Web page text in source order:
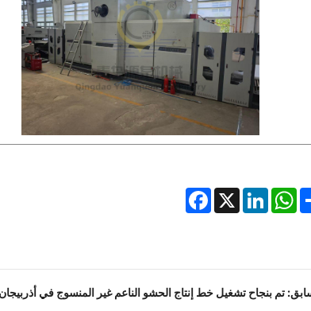
Facebook X
LinkedIn
WhatsApp
تم بنجاح تشغيل خط إنتاج الحشو الناعم غير المنسوج في